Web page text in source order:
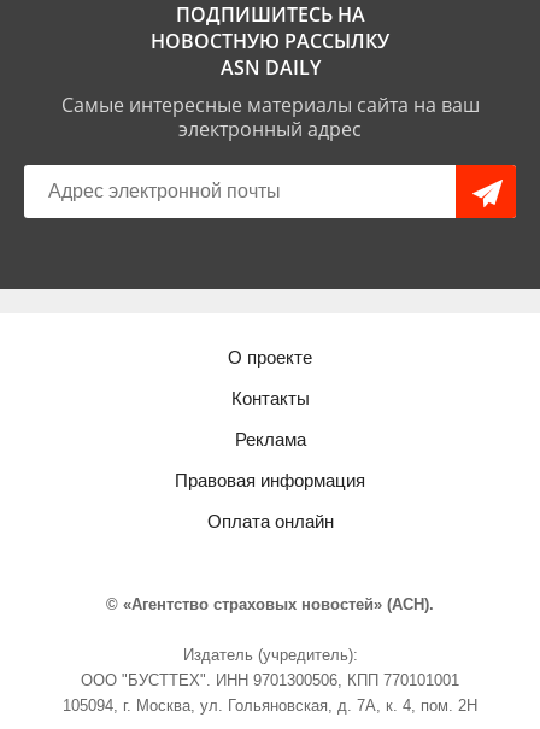
ПОДПИШИТЕСЬ НА
НОВОСТНУЮ РАССЫЛКУ
ASN DAILY
Самые интересные материалы сайта на ваш
электронный адрес
О проекте
Контакты
Реклама
Правовая информация
Оплата онлайн
© «Агентство страховых новостей» (АСН).
Издатель (учредитель):
ООО "БУСТТЕХ". ИНН 9701300506, КПП 770101001
105094, г. Москва, ул. Гольяновская, д. 7А, к. 4, пом. 2Н